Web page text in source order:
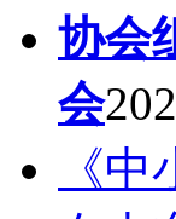
协会
会
《